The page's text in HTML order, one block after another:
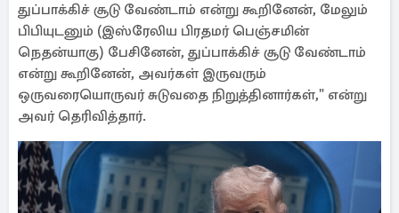
துப்பாக்கிச் சூடு வேண்டாம் என்று கூறினேன், மேலும்
பிபியுடனும் (இஸ்ரேலிய பிரதமர் பெஞ்சமின்
நெதன்யாகு) பேசினேன், துப்பாக்கிச் சூடு வேண்டாம்
என்று கூறினேன், அவர்கள் இருவரும்
ஒருவரையொருவர் சுடுவதை நிறுத்தினார்கள்," என்று
அவர் தெரிவித்தார்.